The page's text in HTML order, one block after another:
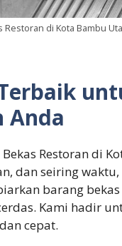
Restoran di Kota Bambu
Anda
Bekas Restoran di
dan seiring
barang
Kami hadir
cepat.